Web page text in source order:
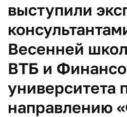
выступили
Весенней
ВТБ и
университета
направлению